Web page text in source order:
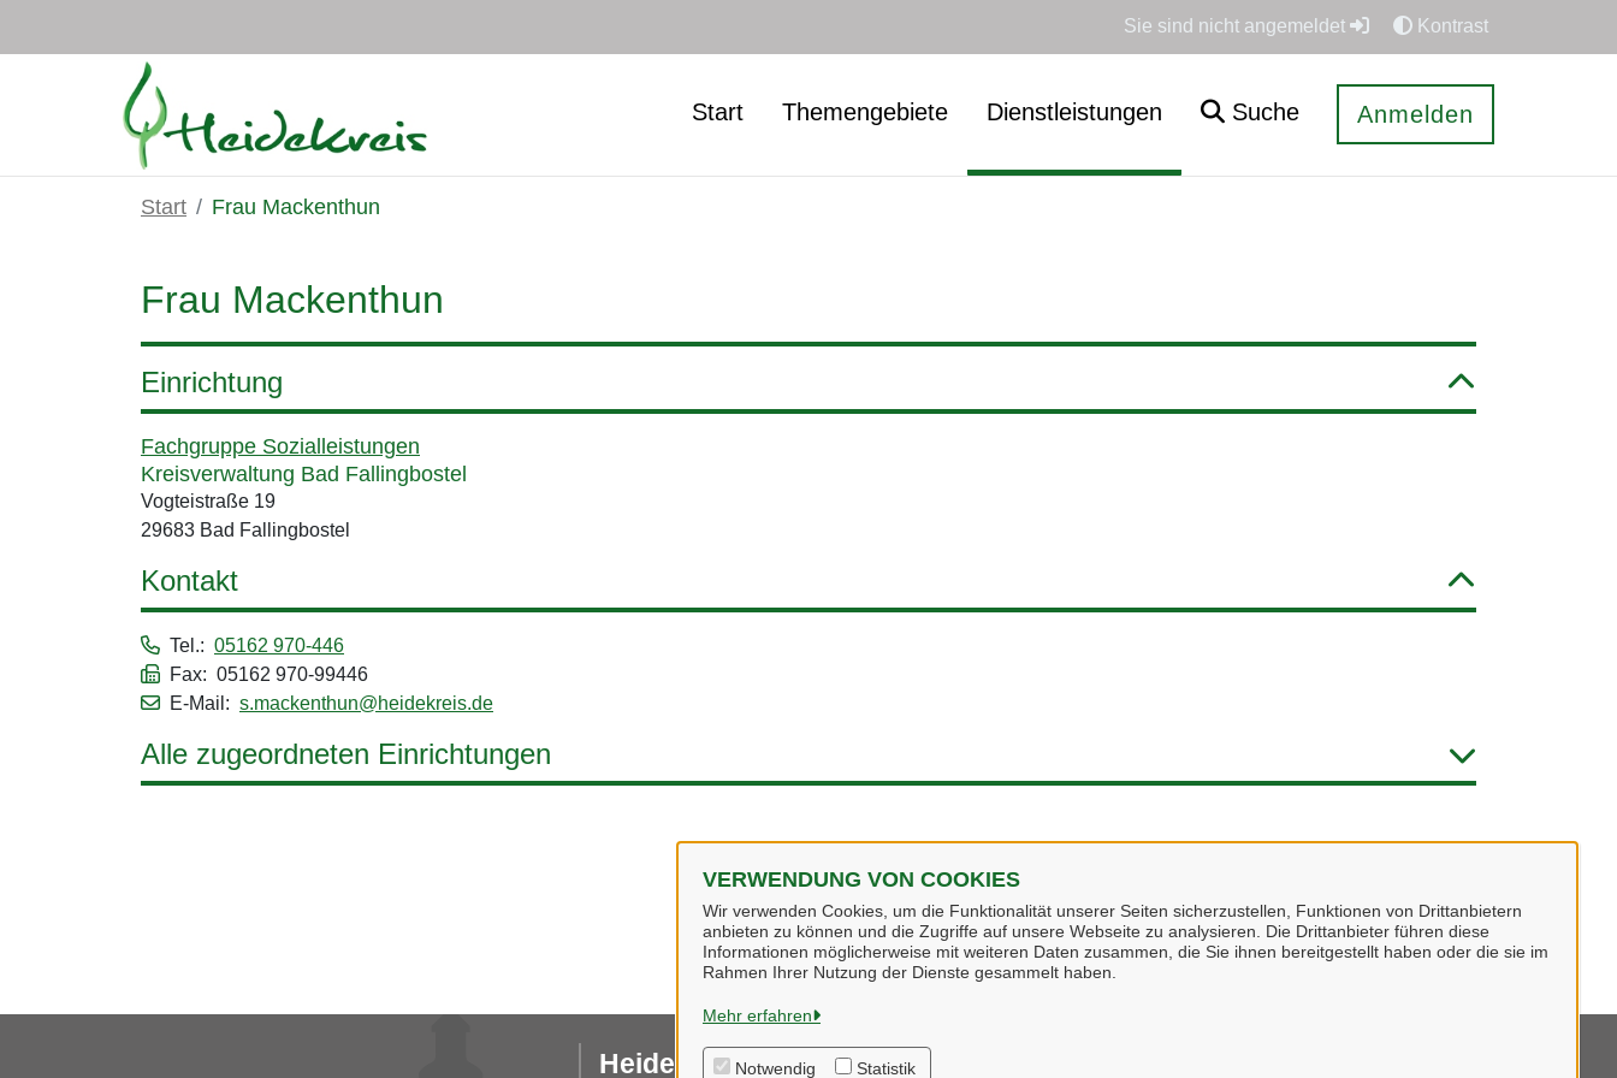
VERWENDUNG VON COOKIES
Wir verwenden Cookies, um die Funktionalität unserer Seiten sicherzustellen, Funktionen von Drittanbietern
anbieten zu können und die Zugriffe auf unsere Webseite zu analysieren. Die Drittanbieter führen diese
Informationen möglicherweise mit weiteren Daten zusammen, die Sie ihnen bereitgestellt haben oder die sie im
Rahmen Ihrer Nutzung der Dienste gesammelt haben.
Mehr erfahren
Notwendig Statistik
Sie sind nicht angemeldet Kontrast
Start Themengebiete Dienstleistungen Suche Anmelden
Start Frau Mackenthun
Frau Mackenthun
Einrichtung
Fachgruppe Sozialleistungen
Kreisverwaltung Bad Fallingbostel
Vogteistraße 19
29683 Bad Fallingbostel
Kontakt
Tel.: 05162 970-446
Fax: 05162 970-99446
E-Mail: s.mackenthun@heidekreis.de
Alle zugeordneten Einrichtungen
Heidekreis